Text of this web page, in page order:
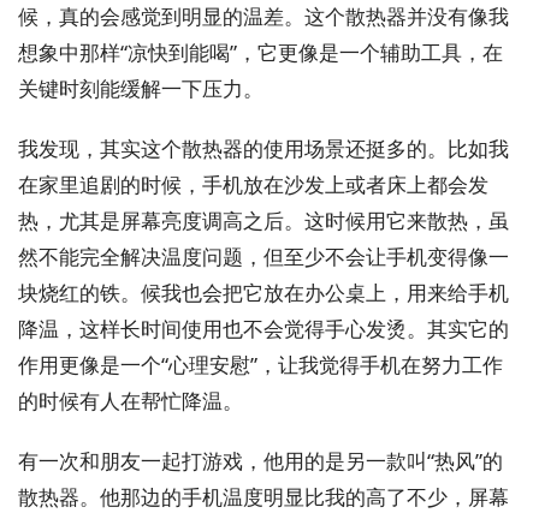
候，真的会感觉到明显的温差。这个散热器并没有像我
想象中那样“凉快到能喝”，它更像是一个辅助工具，在
关键时刻能缓解一下压力。
我发现，其实这个散热器的使用场景还挺多的。比如我
在家里追剧的时候，手机放在沙发上或者床上都会发
热，尤其是屏幕亮度调高之后。这时候用它来散热，虽
然不能完全解决温度问题，但至少不会让手机变得像一
块烧红的铁。候我也会把它放在办公桌上，用来给手机
降温，这样长时间使用也不会觉得手心发烫。其实它的
作用更像是一个“心理安慰”，让我觉得手机在努力工作
的时候有人在帮忙降温。
有一次和朋友一起打游戏，他用的是另一款叫“热风”的
散热器。他那边的手机温度明显比我的高了不少，屏幕